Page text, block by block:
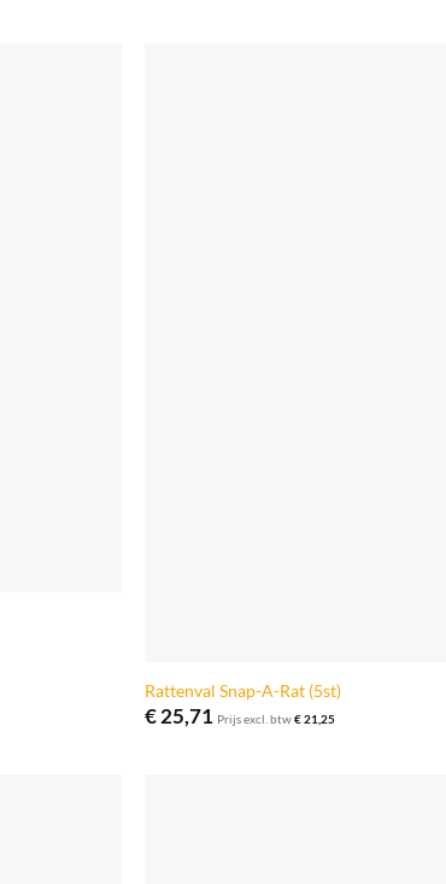
Rattenval Snap-A-Rat (5st)
€25,71 Prijs excl. btw€21,25